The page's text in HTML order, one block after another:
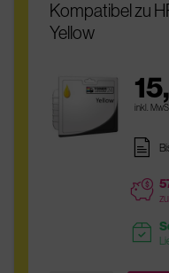
Kompatibel zu
Yellow
inkl.
pages
price
readytoship